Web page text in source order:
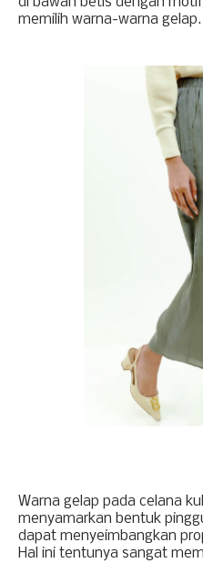
memilih warna-warna gelap.
Warna gelap pada celana
menyamarkan bentuk
dapat menyeimbangkan
Hal ini tentunya sangat